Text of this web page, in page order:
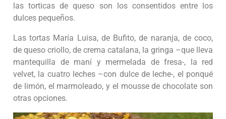
las torticas de queso son los consentidos entre los
dulces pequeños.
Las tortas María Luisa, de Bufito, de naranja, de coco,
de queso criollo, de crema catalana, la gringa –que lleva
mantequilla de maní y mermelada de fresa-, la red
velvet, la cuatro leches –con dulce de leche-, el ponqué
de limón, el marmoleado, y el mousse de chocolate son
otras opciones.